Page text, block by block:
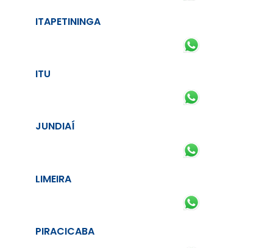
ITAPETININGA
ITU
JUNDIAÍ
LIMEIRA
PIRACICABA